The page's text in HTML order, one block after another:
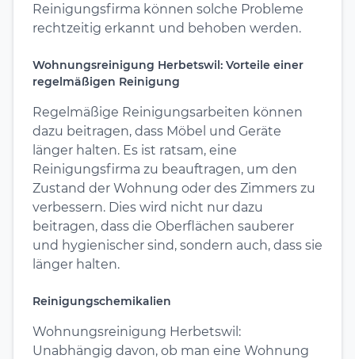
Reinigungsfirma können solche Probleme
rechtzeitig erkannt und behoben werden.
Wohnungsreinigung Herbetswil: Vorteile einer
regelmäßigen Reinigung
Regelmäßige Reinigungsarbeiten können
dazu beitragen, dass Möbel und Geräte
länger halten. Es ist ratsam, eine
Reinigungsfirma zu beauftragen, um den
Zustand der Wohnung oder des Zimmers zu
verbessern. Dies wird nicht nur dazu
beitragen, dass die Oberflächen sauberer
und hygienischer sind, sondern auch, dass sie
länger halten.
Reinigungschemikalien
Wohnungsreinigung Herbetswil:
Unabhängig davon, ob man eine Wohnung